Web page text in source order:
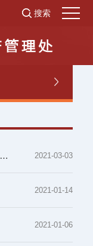
搜索
2021-03-03
2021-01-14
2021-01-06